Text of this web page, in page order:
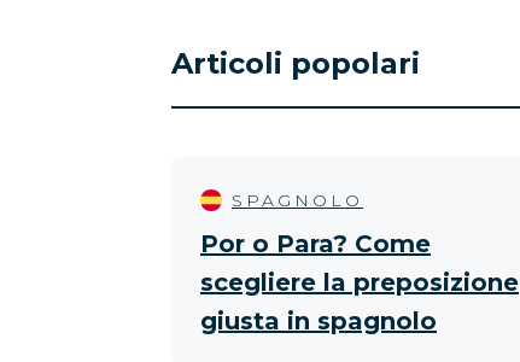
Articoli popolari
SPAGNOLO
Por o Para? Come
scegliere la preposizione
giusta in spagnolo